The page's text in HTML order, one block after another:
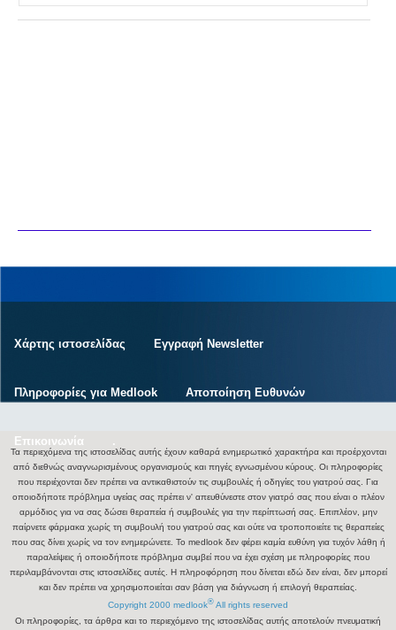
Χάρτης ιστοσελίδας Εγγραφή Newsletter
Πληροφορίες για Medlook Αποποίηση Ευθυνών
Επικοινωνία .
Τα περιεχόμενα της ιστοσελίδας αυτής έχουν καθαρά ενημερωτικό χαρακτήρα και προέρχονται
από διεθνώς αναγνωρισμένους οργανισμούς και πηγές εγνωσμένου κύρους. Οι πληροφορίες
που περιέχονται δεν πρέπει να αντικαθιστούν τις συμβουλές ή οδηγίες του γιατρού σας. Για
οποιοδήποτε πρόβλημα υγείας σας πρέπει ν' απευθύνεστε στον γιατρό σας που είναι ο πλέον
αρμόδιος για να σας δώσει θεραπεία ή συμβουλές για την περίπτωσή σας. Επιπλέον, μην
παίρνετε φάρμακα χωρίς τη συμβουλή του γιατρού σας και ούτε να τροποποιείτε τις θεραπείες
που σας δίνει χωρίς να τον ενημερώνετε. Το medlook δεν φέρει καμία ευθύνη για τυχόν λάθη ή
παραλείψεις ή οποιοδήποτε πρόβλημα συμβεί που να έχει σχέση με πληροφορίες που
περιλαμβάνονται στις ιστοσελίδες αυτές. Η πληροφόρηση που δίνεται εδώ δεν είναι, δεν μπορεί
και δεν πρέπει να χρησιμοποιείται σαν βάση για διάγνωση ή επιλογή θεραπείας.
Copyright 2000 medlook® All rights reserved
Οι πληροφορίες, τα άρθρα και το περιεχόμενο της ιστοσελίδας αυτής αποτελούν πνευματική